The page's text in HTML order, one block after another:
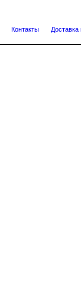
Контакты Доставка